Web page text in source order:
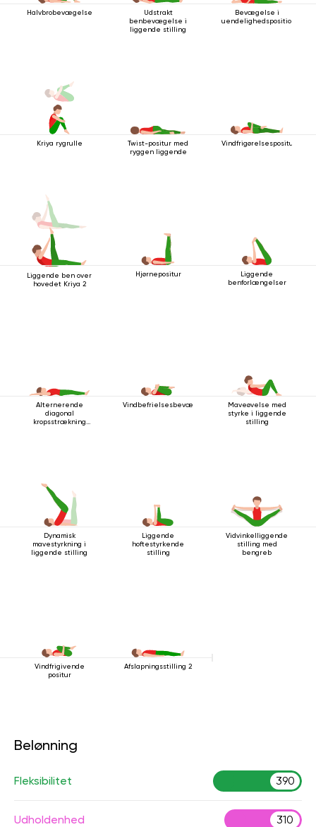
Halvbrobevægelse
Udstrakt
benbevægelse i
liggende stilling
Bevægelse i
uendelighedsposition
Kriya rygrulle
Twist-positur med
ryggen liggende
Vindfrigørelsespositur
Liggende ben over
hovedet Kriya 2
Hjørnepositur
Liggende
benforlængelser
Alternerende
diagonal
kropsstrækning
Vindbefrielsesbevægelsen
Maveøvelse med
styrke i liggende
stilling
Dynamisk
mavestyrkning i
liggende stilling
Liggende
hoftestyrkende
stilling
Vidvinkelliggende
stilling med
bengreb
Vindfrigivende
positur
Afslapningsstilling 2
Belønning
Fleksibilitet 390
Udholdenhed 310